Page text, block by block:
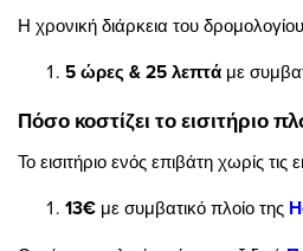
Η χρονική διάρκεια του δρομολογίου
5 ώρες & 25 λεπτά με
Πόσο κοστίζει το εισιτήριο
Το εισιτήριο ενός επιβάτη χωρίς τις
13€ με συμβατικό πλοίο της